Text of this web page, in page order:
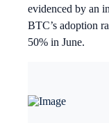
evidenced by an
BTC’s adoption
50% in June.